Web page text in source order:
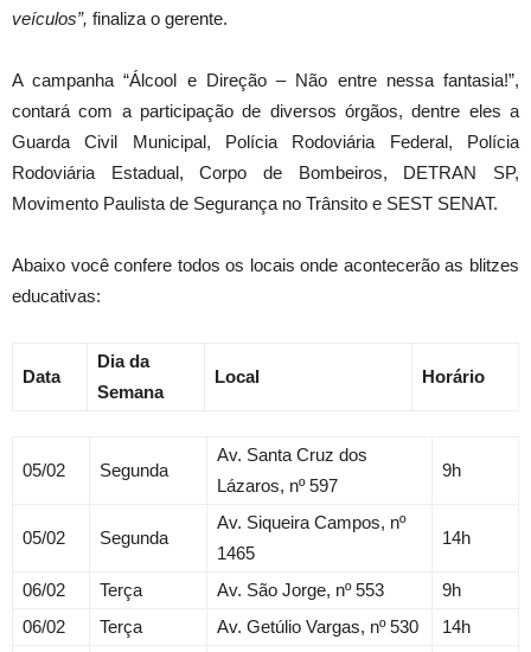
veículos”, finaliza o gerente.
A campanha “Álcool e Direção – Não entre nessa fantasia!”,
contará com a participação de diversos órgãos, dentre eles a
Guarda Civil Municipal, Polícia Rodoviária Federal, Polícia
Rodoviária Estadual, Corpo de Bombeiros, DETRAN SP,
Movimento Paulista de Segurança no Trânsito e SEST SENAT.
Abaixo você confere todos os locais onde acontecerão as blitzes
educativas:
Data
Dia da
Semana
Local Horário
05/02 Segunda
Av. Santa Cruz dos
Lázaros, nº 597
9h
05/02 Segunda
Av. Siqueira Campos, nº
1465
14h
06/02 Terça Av. São Jorge, nº 553
9h
06/02
Terça Av. Getúlio Vargas, nº 530 14h